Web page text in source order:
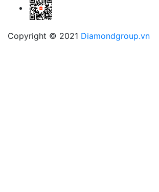
Copyright © 2021 Diamondgroup.vn